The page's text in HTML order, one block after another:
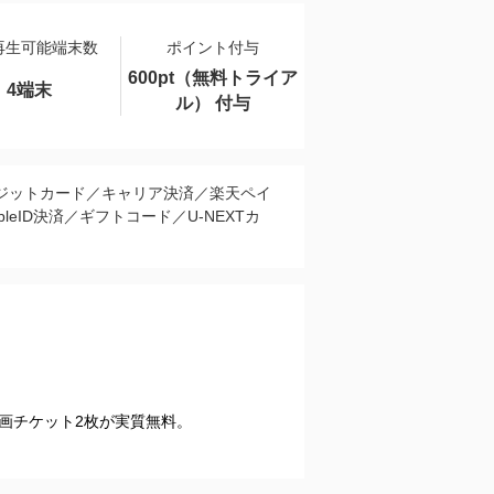
生可能端末数 ポイント付与
4端末
600pt（無料トライア
ル） 付与
ットカード／キャリア決済／楽天ペイ
決済／ギフトコード／U-NEXTカ
ケット2枚が実質無料。